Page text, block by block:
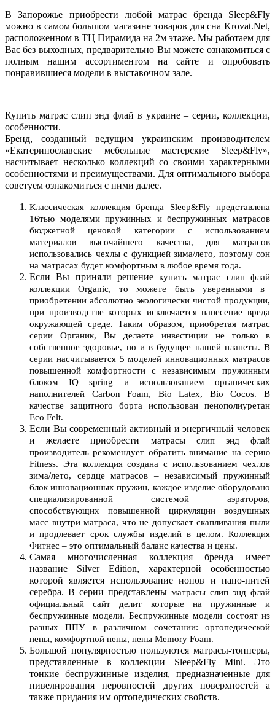
В Запорожье приобрести любой матрас бренда Sleep&Fly
можно в самом большом магазине товаров для сна Krovat.Net,
расположенном в ТЦ Пирамида на 2м этаже. Мы работаем для
Вас без выходных, предварительно Вы можете ознакомиться с
полным нашим ассортиментом на сайте и опробовать
понравившиеся модели в выставочном зале.
Купить матрас слип энд флай в украине– серии, коллекции,
особенности.
Бренд, созданный ведущим украинским производителем
«Екатеринославские мебельные мастерские Sleep&Fly»,
насчитывает несколько коллекций со своими характерными
особенностями и преимуществами. Для оптимального выбора
советуем ознакомиться с ними далее.
Классическая коллекция бренда Sleep&Fly представлена
16тью моделями пружинных и беспружинных матрасов
бюджетной ценовой категории с использованием
материалов высочайшего качества, для матрасов
использовались чехлы с функцией зима/лето, поэтому сон
на матрасах будет комфортным в любое время года.
Если Вы приняли решениекупить матрас слип флай
коллекции Organic, то можете быть уверенными в
приобретении абсолютно экологически чистой продукции,
при производстве которых исключается нанесение вреда
окружающей среде. Таким образом, приобретая матрас
серии Органик, Вы делаете инвестиции не только в
собственное здоровье, но и в будущее нашей планеты. В
серии насчитывается 5 моделей инновационных матрасов
повышенной комфортности с независимым пружинным
блоком IQ spring и использованием органических
наполнителей Carbon Foam, Bio Latex, Bio Cocos. В
качестве защитного борта использован пенополиуретан
Eco Felt.
Если Вы современный активный и энергичный человек
и желаете приобрести матрасы слип энд флай
производитель рекомендует обратить внимание на серию
Fitness. Эта коллекция создана с использованием чехлов
зима/лето, сердце матрасов – независимый пружинный
блок инновационных пружин, каждое изделие оборудовано
специализированной системой аэраторов,
способствующих повышенной циркуляции воздушных
масс внутри матраса, что не допускает скапливания пыли
и продлевает срок службы изделий в целом. Коллекция
Фитнес – это оптимальный баланс качества и цены.
Самая многочисленная коллекция бренда имеет
название Silver Edition, характерной особенностью
которой является использование ионов и нано-нитей
серебра. В серии представлены матрасы слип энд флай
официальный сайт делит которые на пружинные и
беспружинные модели. Беспружинные модели состоят из
разных ППУ в различном сочетании: ортопедической
пены, комфортной пены, пены Memory Foam.
Большой популярностью пользуются матрасы-топперы,
представленные в коллекции Sleep&Fly Mini. Это
тонкие беспружинные изделия, предназначенные для
нивелирования неровностей других поверхностей а
также придания им ортопедических свойств.